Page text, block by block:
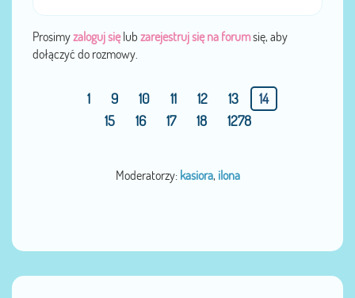
Prosimyzaloguj sięlub zarejestruj się na forumsię, aby
dołączyć do rozmowy.
1 9 10 11 12 13
14
15
16 17 18 1278
Moderatorzy: kasiora, ilona